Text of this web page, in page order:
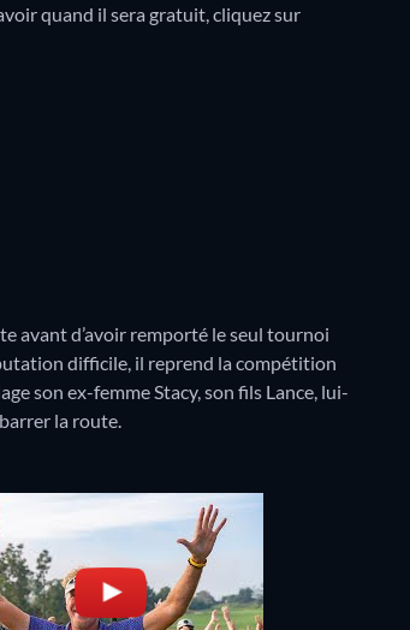
quand il sera gratuit, cliquez sur
avant d’avoir remporté le seul tournoi
difficile, il reprend la compétition
son ex-femme Stacy, son fils Lance, lui-
la route.